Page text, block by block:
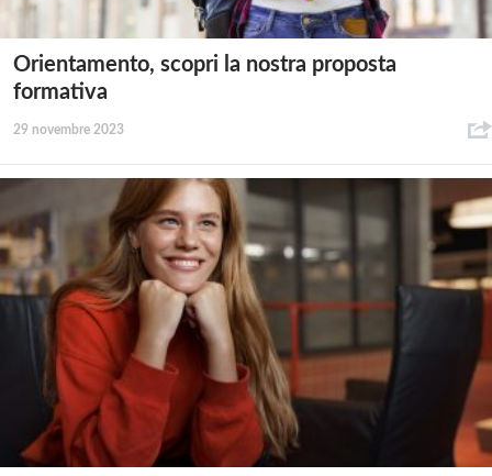
Orientamento, scopri la nostra proposta
formativa
29 novembre 2023